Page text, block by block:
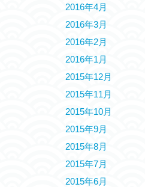
2016年4月
2016年3月
2016年2月
2016年1月
2015年12月
2015年11月
2015年10月
2015年9月
2015年8月
2015年7月
2015年6月